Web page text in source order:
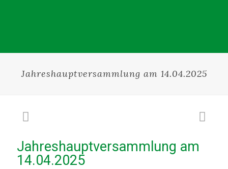
Jahreshauptversammlung am 14.04.2025
Jahreshauptversammlung am
14.04.2025